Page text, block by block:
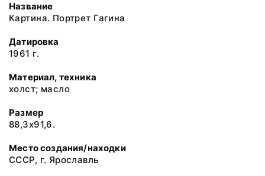
Название
Картина. Портрет Гагина
Датировка
1961 г.
Материал, техника
холст; масло
Размер
88,3x91,6.
Место создания/находки
СССР, г. Ярославль